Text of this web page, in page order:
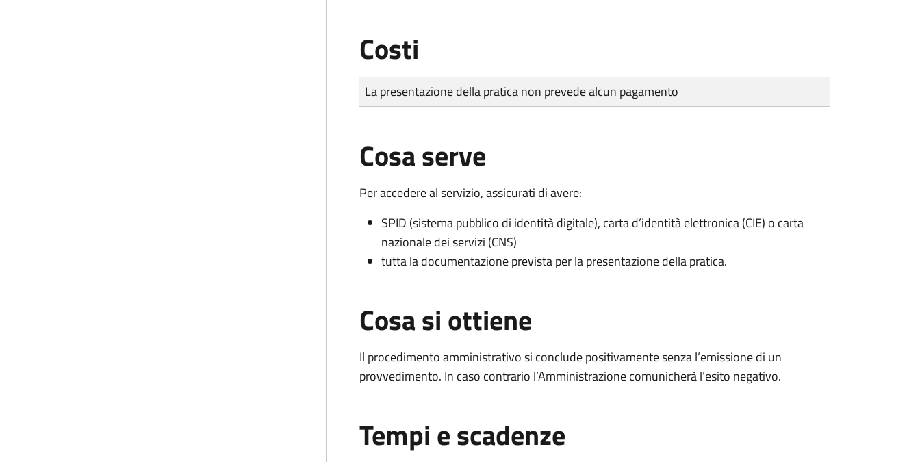
Costi
Tipo di pagamento
Importo
La presentazione della pratica non prevede alcun pagamento
Cosa serve
Per accedere al servizio, assicurati di avere:
SPID (sistema pubblico di identità digitale), carta d’identità elettronica (CIE) o carta
nazionale dei servizi (CNS)
tutta la documentazione prevista per la presentazione della pratica.
Cosa si ottiene
Il procedimento amministrativo si conclude positivamente senza l’emissione di un
provvedimento. In caso contrario l’Amministrazione comunicherà l’esito negativo.
Tempi e scadenze